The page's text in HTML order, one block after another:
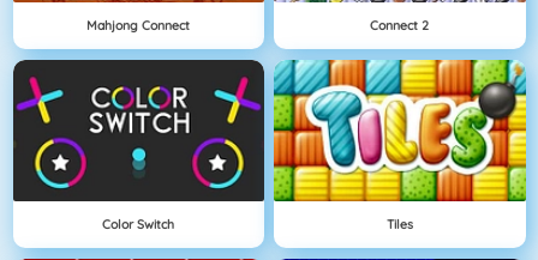
Mahjong Connect Connect 2
Color Switch Tiles